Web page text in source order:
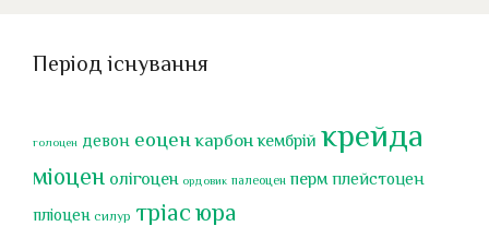
Період існування
голоцен девон еоцен карбон кембрій крейда
міоцен олігоцен ордовик палеоцен перм плейстоцен
пліоцен силур тріасюра